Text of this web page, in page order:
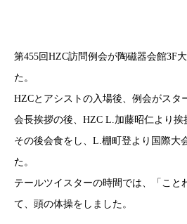
第455回HZC訪問例会が陶磁器会館3F
た。
HZCとアシストの入場後、例会がスタ
会長挨拶の後、HZC L.加藤昭仁より挨
その後会食をし、L.棚町登より国際大
た。
テールツイスターの時間では、「こと
て、頭の体操をしました。